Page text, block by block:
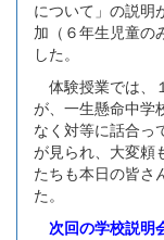
について」の説明
加（６年生児童の
した。
体験授業では、
が、一生懸命中学
なく対等に話合っ
が見られ、大変頼
たちも本日の皆さ
た。
次回の学校説明